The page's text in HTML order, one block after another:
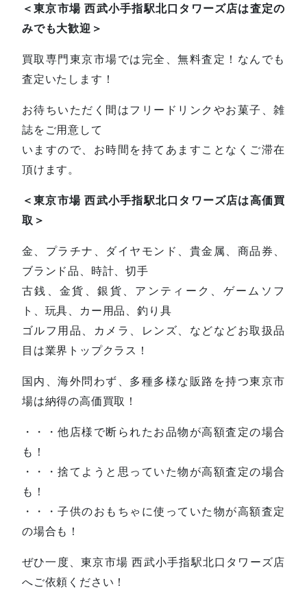
＜東京市場 西武小手指駅北口タワーズ店は査定の
みでも大歓迎＞
買取専門東京市場では完全、無料査定！なんでも
査定いたします！
お待ちいただく間はフリードリンクやお菓子、雑
誌をご用意して
いますので、お時間を持てあますことなくご滞在
頂けます。
＜東京市場 西武小手指駅北口タワーズ店は高価買
取＞
金、プラチナ、ダイヤモンド、貴金属、商品券、
ブランド品、時計、切手
古銭、金貨、銀貨、アンティーク、ゲームソフ
ト、玩具、カー用品、釣り具
ゴルフ用品、カメラ、レンズ、などなどお取扱品
目は業界トップクラス！
国内、海外問わず、多種多様な販路を持つ東京市
場は納得の高価買取！
・・・他店様で断られたお品物が高額査定の場合
も！
・・・捨てようと思っていた物が高額査定の場合
も！
・・・子供のおもちゃに使っていた物が高額査定
の場合も！
ぜひ一度、東京市場 西武小手指駅北口タワーズ店
へご依頼ください！